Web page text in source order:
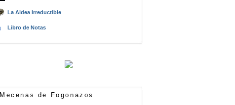
La Aldea Irreductible
Libro de Notas
Mecenas de Fogonazos